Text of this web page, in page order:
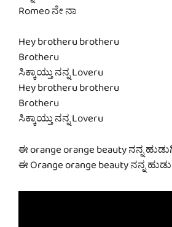
Romeo ನೇ ನಾ
Hey brotheru brotheru
Brotheru
ಸಿಕ್ಕಾಯ್ತು ನನ್ನ Loveru
Hey brotheru brotheru
Brotheru
ಸಿಕ್ಕಾಯ್ತು ನನ್ನ Loveru
ಈ orange orange beauty ನನ್ನ
ಈ Orange orange beauty ನನ್ನ